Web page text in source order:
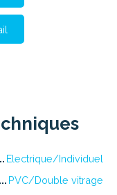
Electrique/Individuel
PVC/Double vitrage